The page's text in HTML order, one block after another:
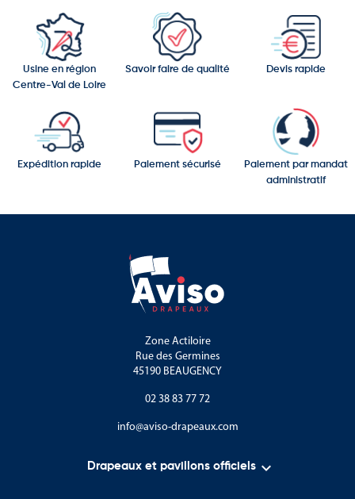
Usine en région
Centre-Val de Loire
Savoir faire de qualité Devis rapide
Expédition rapide Paiement sécurisé
Paiement par mandat
administratif
Zone Actiloire
Rue des Germines
45190 BEAUGENCY
02 38 83 77 72
info@aviso-drapeaux.com
Drapeaux et pavillons officiels 